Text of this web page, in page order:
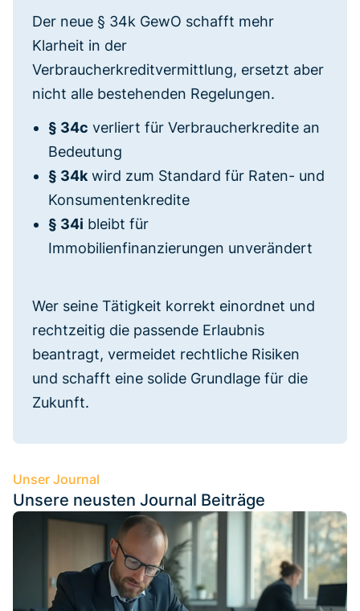
Der neue § 34k GewO schafft mehr
Klarheit in der
Verbraucherkreditvermittlung, ersetzt aber
nicht alle bestehenden Regelungen.
§ 34c verliert für Verbraucherkredite an
Bedeutung
§ 34k wird zum Standard für Raten- und
Konsumentenkredite
§ 34i bleibt für
Immobilienfinanzierungen unverändert
Wer seine Tätigkeit korrekt einordnet und
rechtzeitig die passende Erlaubnis
beantragt, vermeidet rechtliche Risiken
und schafft eine solide Grundlage für die
Zukunft.
Unser Journal
Unsere neusten Journal Beiträge